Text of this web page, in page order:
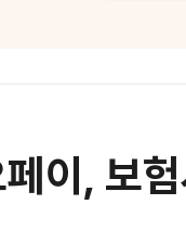
이, 보